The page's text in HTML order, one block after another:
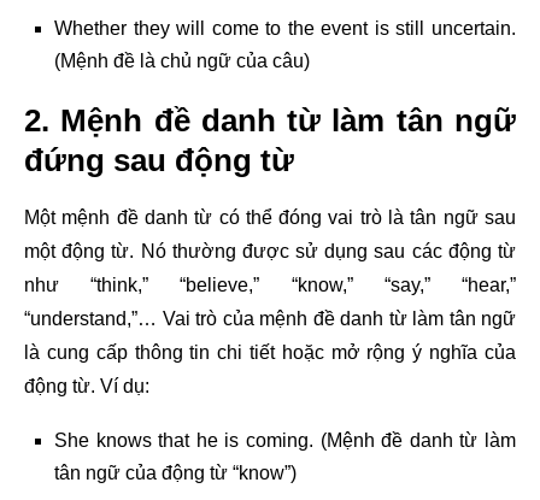
Whether they will come to the event is still uncertain.
(Mệnh đề là chủ ngữ của câu)
2. Mệnh đề danh từ làm tân ngữ
đứng sau động từ
Một mệnh đề danh từ có thể đóng vai trò là tân ngữ sau
một động từ. Nó thường được sử dụng sau các động từ
như “think,” “believe,” “know,” “say,” “hear,”
“understand,”… Vai trò của mệnh đề danh từ làm tân ngữ
là cung cấp thông tin chi tiết hoặc mở rộng ý nghĩa của
động từ. Ví dụ:
She knows that he is coming. (Mệnh đề danh từ làm
tân ngữ của động từ “know”)